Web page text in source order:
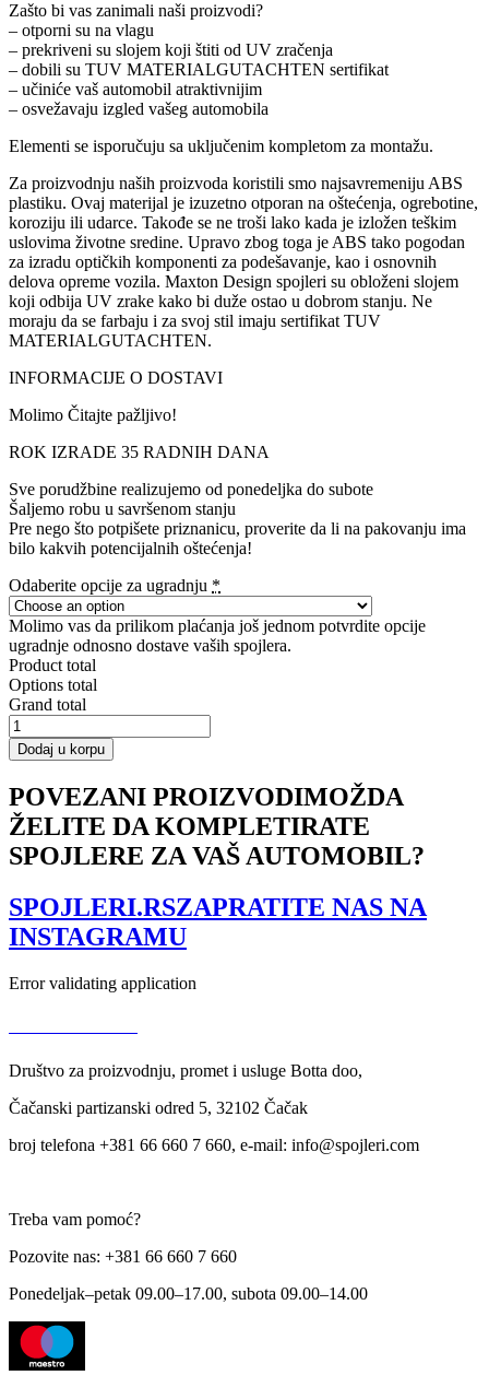
Zašto bi vas zanimali naši proizvodi?
– otporni su na vlagu
– prekriveni su slojem koji štiti od UV zračenja
– dobili su TUV MATERIALGUTACHTEN sertifikat
– učiniće vaš automobil atraktivnijim
– osvežavaju izgled vašeg automobila
Elementi se isporučuju sa uključenim kompletom za montažu.
Za proizvodnju naših proizvoda koristili smo najsavremeniju ABS
plastiku. Ovaj materijal je izuzetno otporan na oštećenja, ogrebotine,
koroziju ili udarce. Takođe se ne troši lako kada je izložen teškim
uslovima životne sredine. Upravo zbog toga je ABS tako pogodan
za izradu optičkih komponenti za podešavanje, kao i osnovnih
delova opreme vozila. Maxton Design spojleri su obloženi slojem
koji odbija UV zrake kako bi duže ostao u dobrom stanju. Ne
moraju da se farbaju i za svoj stil imaju sertifikat TUV
MATERIALGUTACHTEN.
INFORMACIJE O DOSTAVI
Molimo Čitajte pažljivo!
ROK IZRADE 35 RADNIH DANA
Sve porudžbine realizujemo od ponedeljka do subote
Šaljemo robu u savršenom stanju
Pre nego što potpišete priznanicu, proverite da li na pakovanju ima
bilo kakvih potencijalnih oštećenja!
Odaberite opcije za ugradnju *
Molimo vas da prilikom plaćanja još jednom potvrdite opcije
ugradnje odnosno dostave vaših spojlera.
Product total
Options total
Grand total
Side
Skirts
Diffusers
A6
S-
Line
/
C8
količina
Dodaj u korpu
POVEZANI PROIZVODIMOŽDA
ŽELITE DA KOMPLETIRATE
SPOJLERE ZA VAŠ AUTOMOBIL?
SPOJLERI.RSZAPRATITE NAS NA
INSTAGRAMU
Error validating application
Društvo za proizvodnju, promet i usluge Botta doo,
Čačanski partizanski odred 5, 32102 Čačak
broj telefona +381 66 660 7 660, e-mail: info@spojleri.com
Treba vam pomoć?
Pozovite nas: +381 66 660 7 660
Ponedeljak–petak 09.00–17.00, subota 09.00–14.00